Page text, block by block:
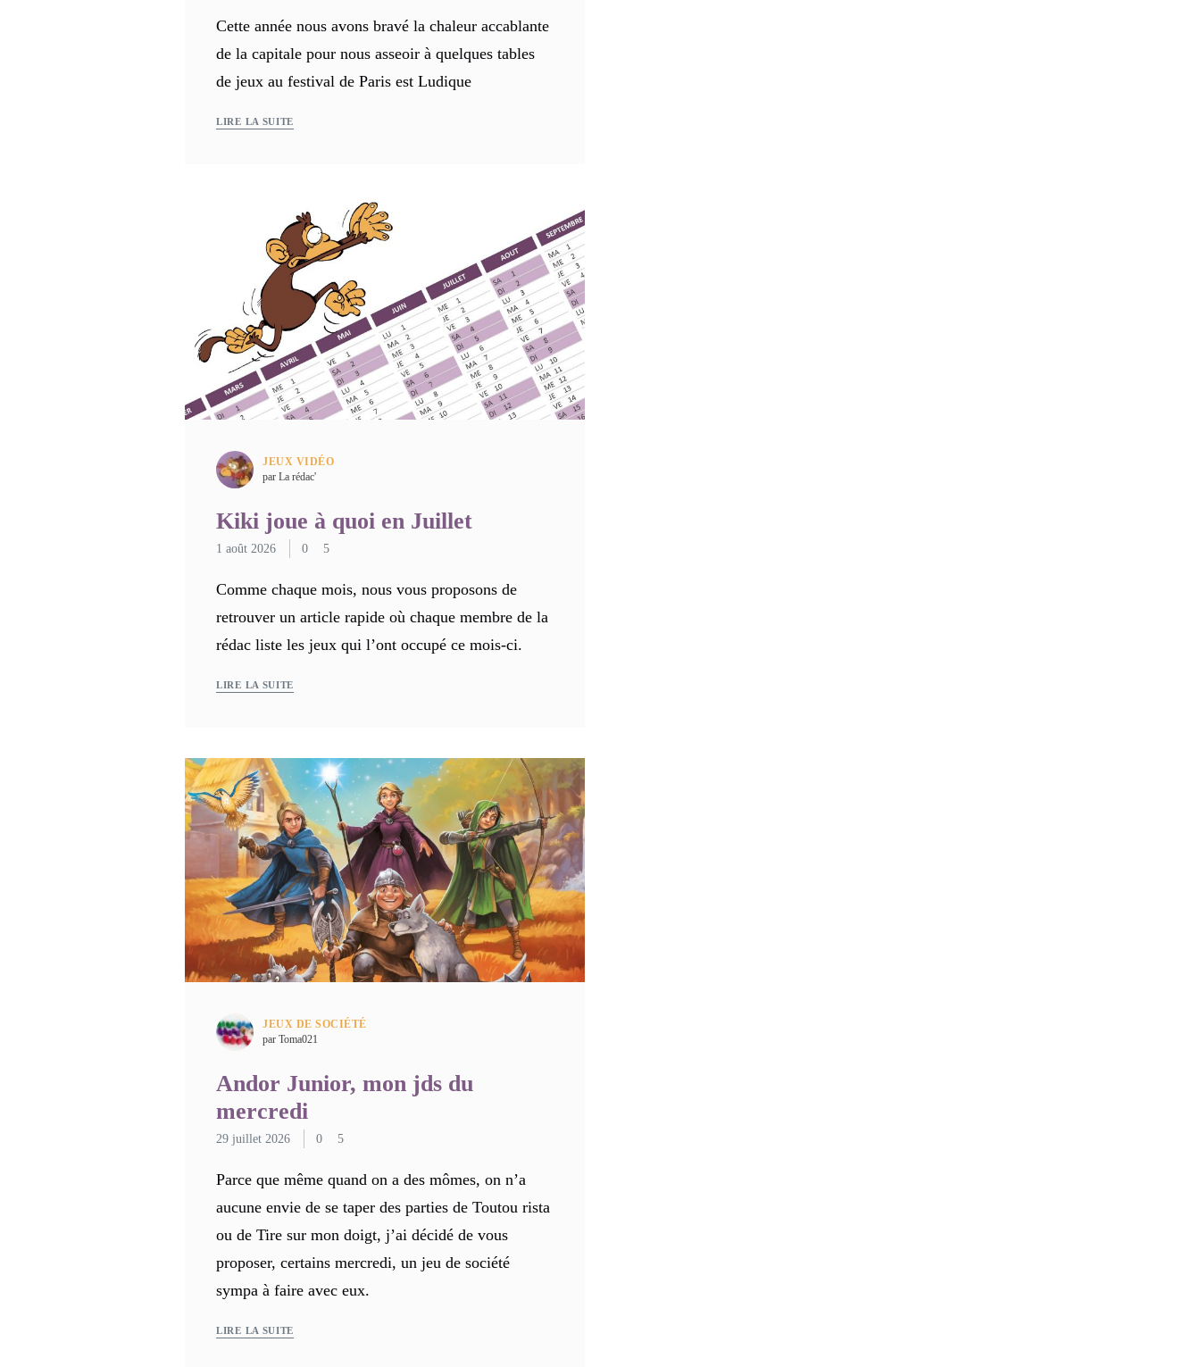
Cette année nous avons bravé la chaleur accablante
de la capitale pour nous asseoir à quelques tables
de jeux au festival de Paris est Ludique
LIRE LA SUITE
JEUX VIDÉO
par La rédac'
Kiki joue à quoi en Juillet
1 août 2026 0 5
Comme chaque mois, nous vous proposons de
retrouver un article rapide où chaque membre de la
rédac liste les jeux qui l’ont occupé ce mois-ci.
LIRE LA SUITE
JEUX DE SOCIÉTÉ
par Toma021
Andor Junior, mon jds du
mercredi
29 juillet 2026 0 5
Parce que même quand on a des mômes, on n’a
aucune envie de se taper des parties de Toutou rista
ou de Tire sur mon doigt, j’ai décidé de vous
proposer, certains mercredi, un jeu de société
sympa à faire avec eux.
LIRE LA SUITE